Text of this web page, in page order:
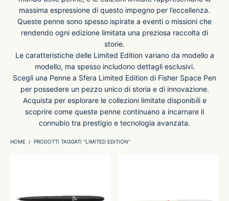
massima espressione di questo impegno per l’eccellenza.
Queste penne sono spesso ispirate a eventi o missioni che
rendendo ogni edizione limitata una preziosa raccolta di
storie.
Le caratteristiche delle Limited Edition variano da modello a
modello, ma spesso includono dettagli esclusivi.
Scegli una Penne a Sfera Limited Edition di Fisher Space Pen
per possedere un pezzo unico di storia e di innovazione.
Acquista per esplorare le collezioni limitate disponibili e
scoprire come queste penne continuano a incarnare il
connubio tra prestigio e tecnologia avanzata.
HOME / PRODOTTI TAGGATI “LIMITED EDITION”
Astronaut Space Pen
Space Pen
pressurizzato
Castell